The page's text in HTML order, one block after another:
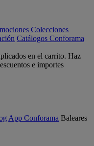
Colecciones
Catálogos Conforama
en el carrito. Haz
e importes
App Conforama Baleares